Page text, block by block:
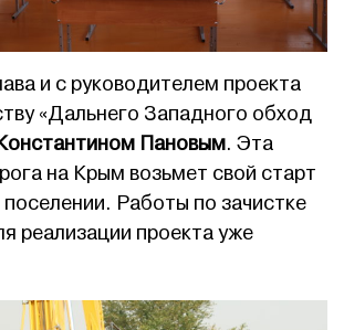
и с руководителем проекта
«Дальнего Западного обход
Пановым. Эта
на Крым возьмет свой старт
Работы по зачистке
реализации проекта уже